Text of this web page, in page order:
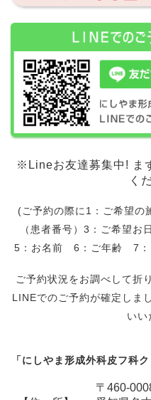
※Lineお友達募集中! ま
く
(ご予約の際に1：ご希望
（患者番号）3：ご希望
5：お名前 6：ご年齢 7：
ご予約状況をお調べして折
LINEでのご予約が確定しま
いい
「にしやま形成外科皮フ科
〒460-